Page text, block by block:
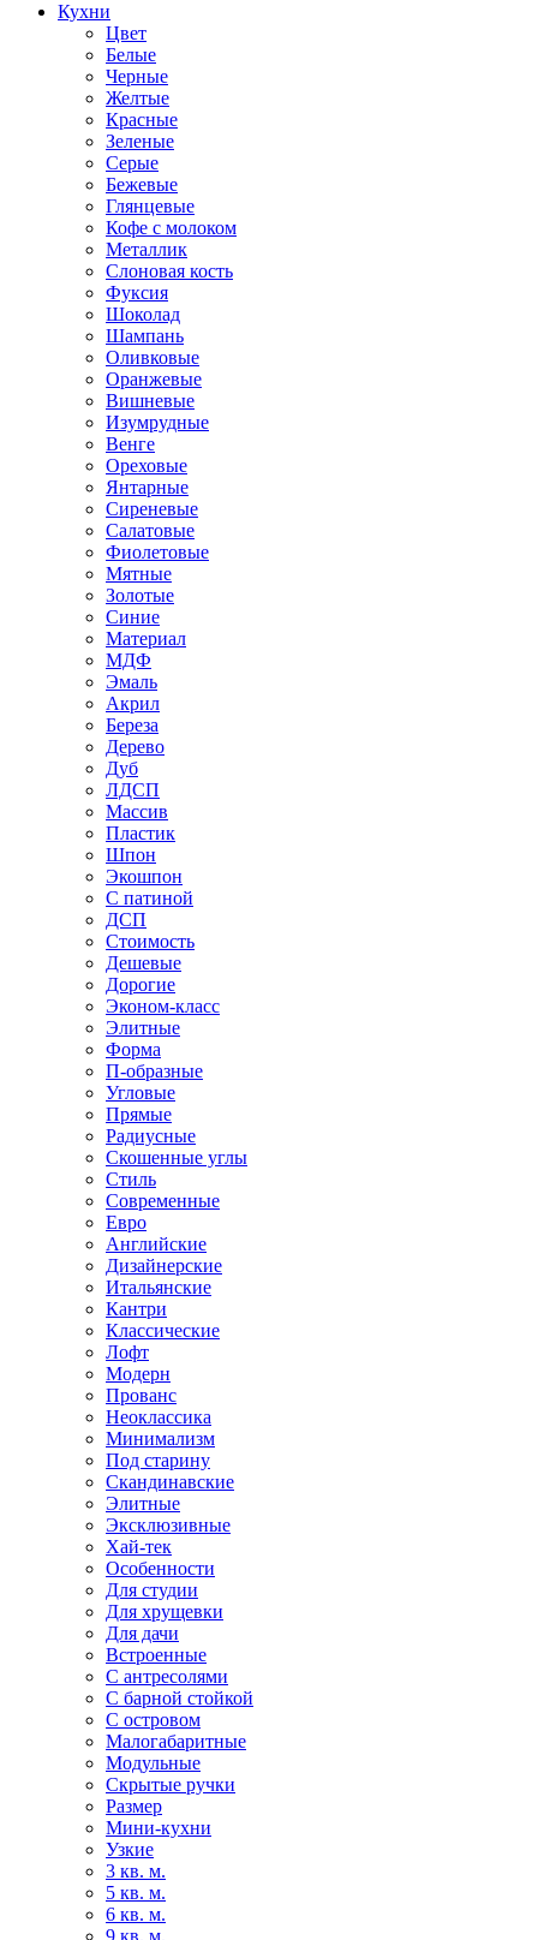
Кухни
Цвет
Белые
Черные
Желтые
Красные
Зеленые
Серые
Бежевые
Глянцевые
Кофе с молоком
Металлик
Слоновая кость
Фуксия
Шоколад
Шампань
Оливковые
Оранжевые
Вишневые
Изумрудные
Венге
Ореховые
Янтарные
Сиреневые
Салатовые
Фиолетовые
Мятные
Золотые
Синие
Материал
МДФ
Эмаль
Акрил
Береза
Дерево
Дуб
ЛДСП
Массив
Пластик
Шпон
Экошпон
С патиной
ДСП
Стоимость
Дешевые
Дорогие
Эконом-класс
Элитные
Форма
П-образные
Угловые
Прямые
Радиусные
Скошенные углы
Стиль
Современные
Евро
Английские
Дизайнерские
Итальянские
Кантри
Классические
Лофт
Модерн
Прованс
Неоклассика
Минимализм
Под старину
Скандинавские
Элитные
Эксклюзивные
Хай-тек
Особенности
Для студии
Для хрущевки
Для дачи
Встроенные
С антресолями
С барной стойкой
С островом
Малогабаритные
Модульные
Скрытые ручки
Размер
Мини-кухни
Узкие
3 кв. м.
5 кв. м.
6 кв. м.
9 кв. м.